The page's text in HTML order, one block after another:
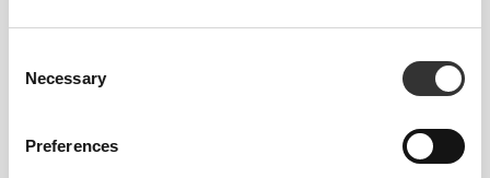
Selection
Necessary
Preferences
ΣΥΜΒΟΥΛΈΣ ΓΙΑ ΤΑ ΜΕΓΈΘΗ